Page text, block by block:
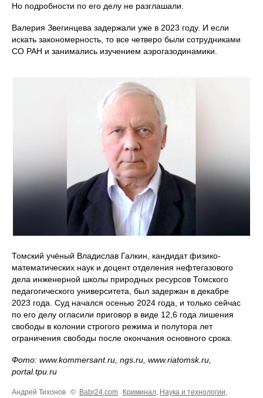
Но подробности по его делу не разглашали.
Валерия Звегинцева задержали уже в 2023 году. И если
искать закономерность, то все четверо были сотрудниками
СО РАН и занимались изучением аэрогазодинамики.
Томский учёный Владислав Галкин, кандидат физико-
математических наук и доцент отделения нефтегазового
дела инженерной школы природных ресурсов Томского
педагогического университета, был задержан в декабре
2023 года. Суд начался осенью 2024 года, и только сейчас
по его делу огласили приговор в виде 12,6 года лишения
свободы в колонии строгого режима и полутора лет
ограничения свободы после окончания основного срока.
Фото: www.kommersant.ru, ngs.ru, www.riatomsk.ru,
portal.tpu.ru
Андрей Тихонов © Babr24.com Криминал, Наука и технологии,